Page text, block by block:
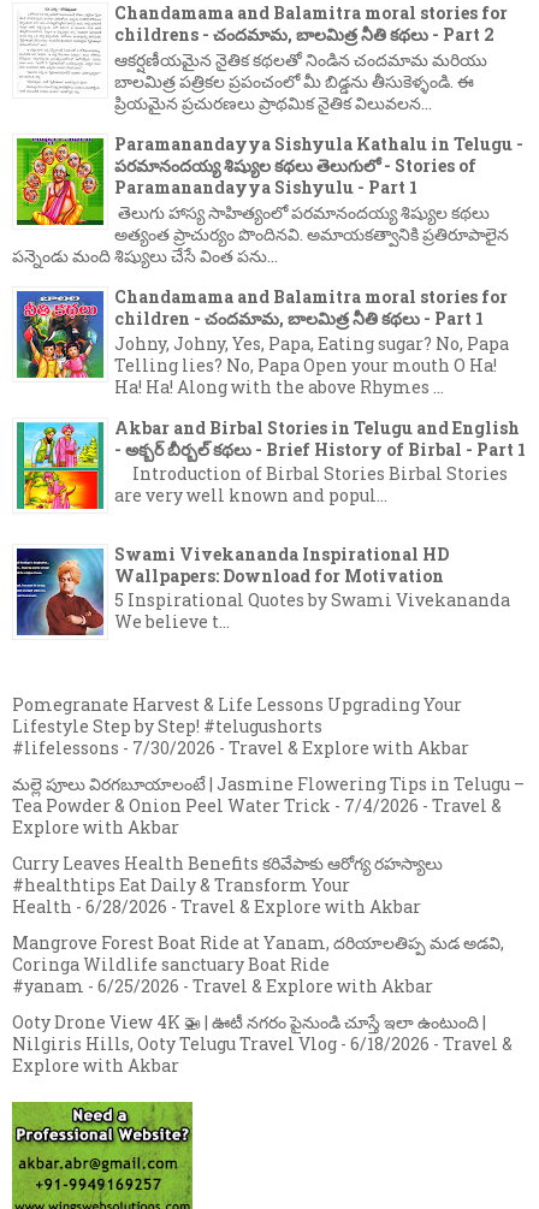
Chandamama and Balamitra moral stories for
childrens - చందమామ, బాలమిత్ర నీతి కథలు - Part 2
ఆకర్షణీయమైన నైతిక కథలతో నిండిన చందమామ మరియు
బాలమిత్ర పత్రికల ప్రపంచంలో మీ బిడ్డను తీసుకెళ్ళండి. ఈ
ప్రియమైన ప్రచురణలు ప్రాథమిక నైతిక విలువలన...
Paramanandayya Sishyula Kathalu in Telugu -
పరమానందయ్య శిష్యుల కథలు తెలుగులో - Stories of
Paramanandayya Sishyulu - Part 1
తెలుగు హాస్య సాహిత్యంలో పరమానందయ్య శిష్యుల కథలు
అత్యంత ప్రాచుర్యం పొందినవి. అమాయకత్వానికి ప్రతిరూపాలైన
పన్నెండు మంది శిష్యులు చేసే వింత పను...
Chandamama and Balamitra moral stories for
children - చందమామ, బాలమిత్ర నీతి కథలు - Part 1
Johny, Johny, Yes, Papa, Eating sugar? No, Papa
Telling lies? No, Papa Open your mouth O Ha!
Ha! Ha! Along with the above Rhymes ...
Akbar and Birbal Stories in Telugu and English
- అక్బర్ బీర్బల్ కథలు - Brief History of Birbal - Part 1
Introduction of Birbal Stories Birbal Stories
are very well known and popul...
Swami Vivekananda Inspirational HD
Wallpapers: Download for Motivation
5 Inspirational Quotes by Swami Vivekananda
We believe t...
Pomegranate Harvest & Life Lessons Upgrading Your
Lifestyle Step by Step! #telugushorts
#lifelessons - 7/30/2026 - Travel & Explore with Akbar
మల్లె పూలు విరగబూయాలంటే | Jasmine Flowering Tips in Telugu –
Tea Powder & Onion Peel Water Trick - 7/4/2026 - Travel &
Explore with Akbar
Curry Leaves Health Benefits కరివేపాకు ఆరోగ్య రహస్యాలు
#healthtips Eat Daily & Transform Your
Health - 6/28/2026 - Travel & Explore with Akbar
Mangrove Forest Boat Ride at Yanam, దరియాలతిప్ప మడ అడవి,
Coringa Wildlife sanctuary Boat Ride
#yanam - 6/25/2026 - Travel & Explore with Akbar
Ooty Drone View 4K 🚁 | ఊటీ నగరం పైనుండి చూస్తే ఇలా ఉంటుంది |
Nilgiris Hills, Ooty Telugu Travel Vlog - 6/18/2026 - Travel &
Explore with Akbar